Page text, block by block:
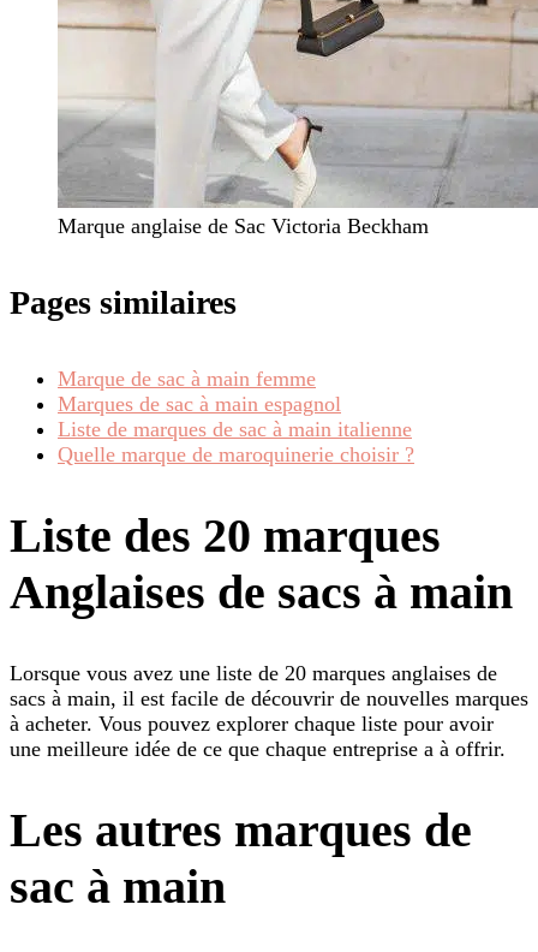
Marque anglaise de Sac Victoria Beckham
Pages similaires
Marque de sac à main femme
Marques de sac à main espagnol
Liste de marques de sac à main italienne
Quelle marque de maroquinerie choisir ?
Liste des 20 marques
Anglaises de sacs à main
Lorsque vous avez une liste de 20 marques anglaises de
sacs à main, il est facile de découvrir de nouvelles marques
à acheter. Vous pouvez explorer chaque liste pour avoir
une meilleure idée de ce que chaque entreprise a à offrir.
Les autres marques de
sac à main